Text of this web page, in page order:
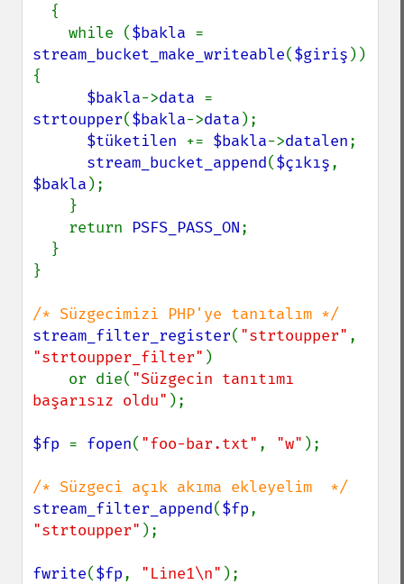
    while (
$bakla
stream_bucket_make_writeable($giriş ))
{
$bakla->data
strtoupper($bakla->data );
$tüketilen += $bakla->datalen;
stream_bucket_append($çıkış
$bakla );
    return
PSFS_PASS_ON;
}
stream_filter_register( "strtoupper"
"strtoupper_filter" )
    or die(
"Süzgecin tanıtımı
başarısız oldu" );
$fp = fopen( "foo-bar.txt" , "w" );
stream_filter_append($fp
"strtoupper" );
fwrite($fp, "Line1\n"